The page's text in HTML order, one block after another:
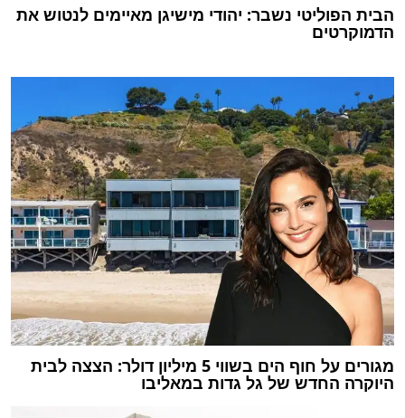
הבית הפוליטי נשבר: יהודי מישיגן מאיימים לנטוש את
הדמוקרטים
מגורים על חוף הים בשווי 5 מיליון דולר: הצצה לבית
היוקרה החדש של גל גדות במאליבו